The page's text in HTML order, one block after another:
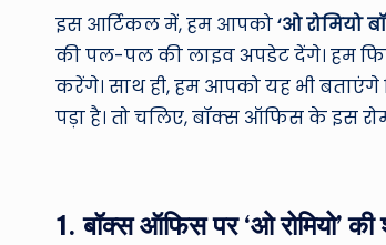
इस आर्टिकल में, हम आपको‘ओ रोमियो
की पल-पल की लाइव अपडेट देंगे। हम
करेंगे। साथ ही, हम आपको यह भी
पड़ा है। तो चलिए, बॉक्स ऑफिस के इस
1. बॉक्स ऑफिस पर ‘ओ रोमियो’